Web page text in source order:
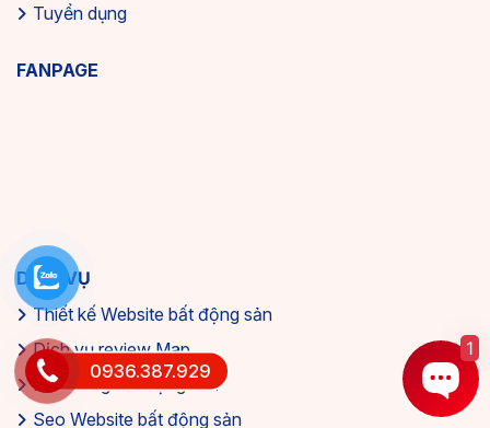
Tuyển dụng
FANPAGE
DỊCH VỤ
Thiết kế Website bất động sản
Dịch vụ review Map
Marketing bất động sản
Seo Website bất động sản
0936.387.929
1